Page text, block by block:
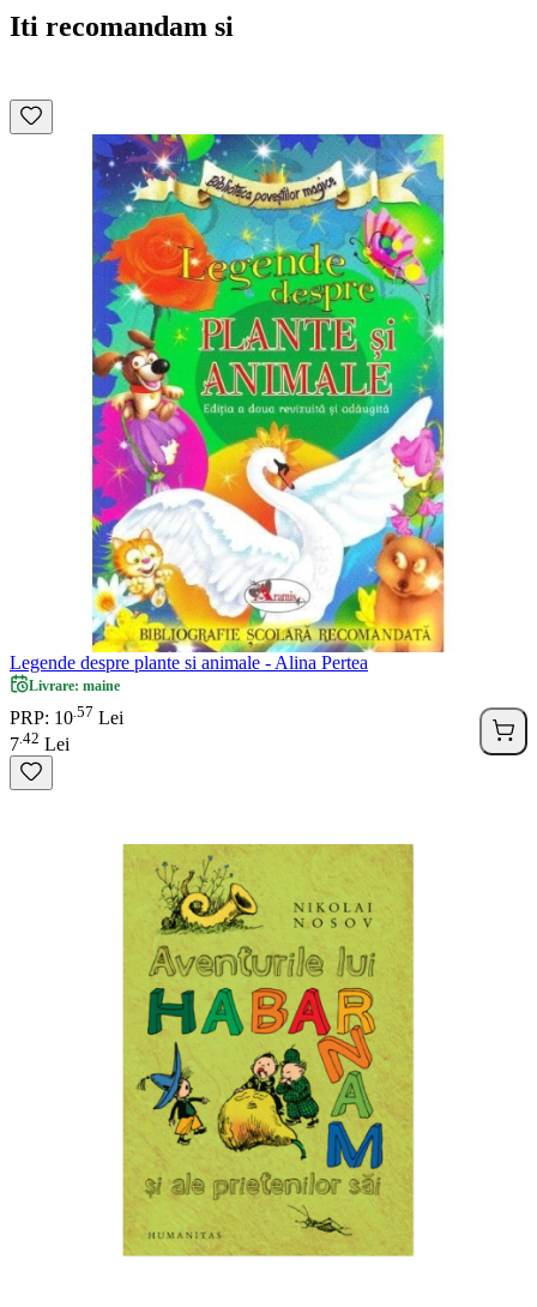
Iti recomandam si
Legende despre plante si animale - Alina Pertea
Livrare: maine
PRP: 10 57 Lei
7 42 Lei